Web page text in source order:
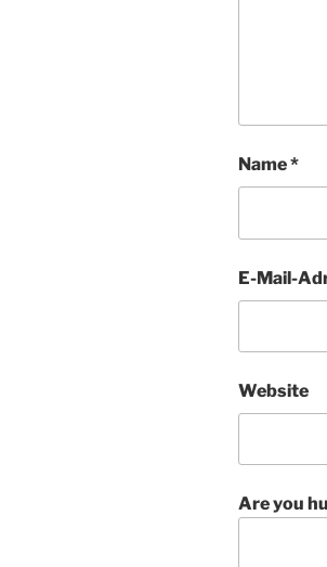
Name*
E-Mail-
Website
Are you